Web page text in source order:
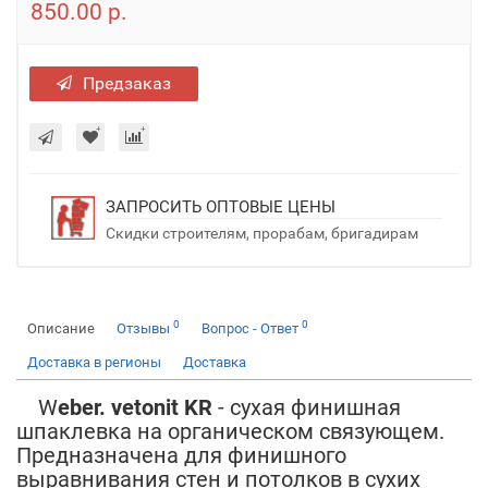
850.00 р.
Предзаказ
ЗАПРОСИТЬ ОПТОВЫЕ ЦЕНЫ
Скидки строителям, прорабам, бригадирам
Описание Отзывы 0 Вопрос - Ответ 0
Доставка в регионы Доставка
Weber. vetonit KR - сухая финишная
шпаклевка на органическом связующем.
Предназначена для финишного
выравнивания стен и потолков в сухих